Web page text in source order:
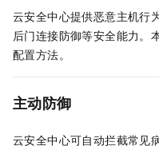
云安全中心提供恶意主机行
后门连接防御等安全能力。
配置方法。
主动防御
云安全中心可自动拦截常见